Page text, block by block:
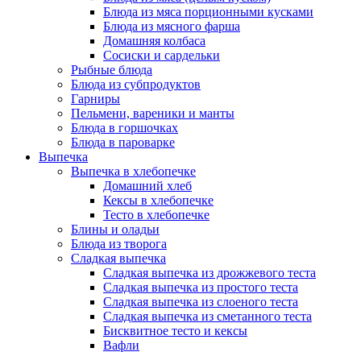
Блюда из мяса порционными кусками
Блюда из мясного фарша
Домашняя колбаса
Сосиски и сардельки
Рыбные блюда
Блюда из субпродуктов
Гарниры
Пельмени, вареники и манты
Блюда в горшочках
Блюда в пароварке
Выпечка
Выпечка в хлебопечке
Домашний хлеб
Кексы в хлебопечке
Тесто в хлебопечке
Блины и оладьи
Блюда из творога
Сладкая выпечка
Сладкая выпечка из дрожжевого теста
Сладкая выпечка из простого теста
Сладкая выпечка из слоеного теста
Сладкая выпечка из сметанного теста
Бисквитное тесто и кексы
Вафли